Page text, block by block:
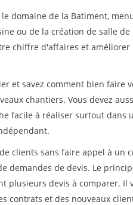
domaine de la Batiment,
ou de la création de salle
chiffre d'affaires et améliorer
et savez comment bien faire
chantiers. Vous devez
facile à réaliser surtout dans
clients sans faire appel à un
demandes de devis. Le
plusieurs devis à comparer. Il
contrats et des nouveaux